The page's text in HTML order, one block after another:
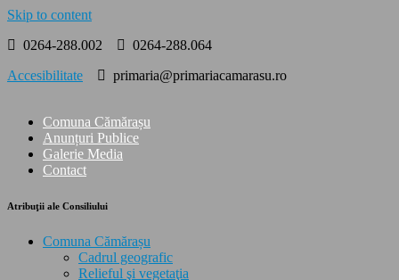
Skip to content
0264-288.002
0264-288.064
Accesibilitate
primaria@primariacamarasu.ro
Comuna Cămărașu
Anunțuri Publice
Galerie Media
Contact
Atribuţii ale Consiliului
Comuna Cămărașu
Cadrul geografic
Relieful şi vegetaţia